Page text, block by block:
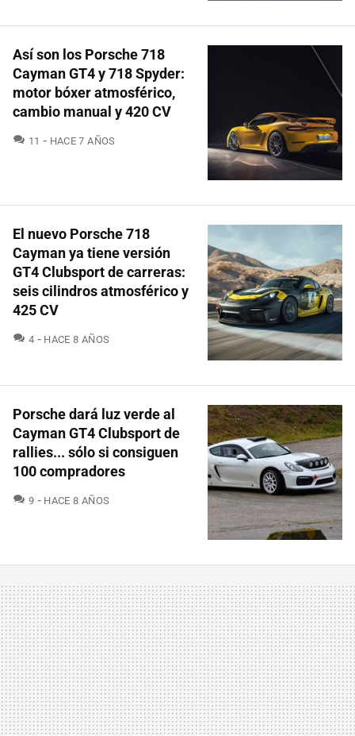
Así son los Porsche 718
Cayman GT4 y 718 Spyder:
motor bóxer atmosférico,
cambio manual y 420 CV
11 COMENTARIOS
HACE 7 AÑOS
El nuevo Porsche 718
Cayman ya tiene versión
GT4 Clubsport de carreras:
seis cilindros atmosférico y
425 CV
4 COMENTARIOS
HACE 8 AÑOS
Porsche dará luz verde al
Cayman GT4 Clubsport de
rallies... sólo si consiguen
100 compradores
9 COMENTARIOS
HACE 8 AÑOS